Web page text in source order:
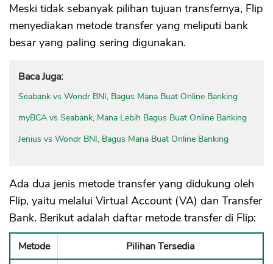
Meski tidak sebanyak pilihan tujuan transfernya, Flip
menyediakan metode transfer yang meliputi bank
besar yang paling sering digunakan.
Baca Juga:
Seabank vs Wondr BNI, Bagus Mana Buat Online Banking
myBCA vs Seabank, Mana Lebih Bagus Buat Online Banking
Jenius vs Wondr BNI, Bagus Mana Buat Online Banking
Ada dua jenis metode transfer yang didukung oleh
Flip, yaitu melalui Virtual Account (VA) dan Transfer
Bank. Berikut adalah daftar metode transfer di Flip:
Metode Pilihan Tersedia